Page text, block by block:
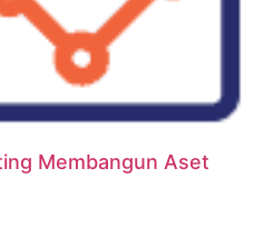
Membangun Aset